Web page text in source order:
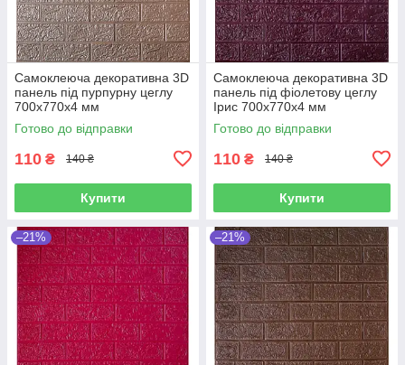
Самоклеюча декоративна 3D
панель під пурпурну цеглу
700x770x4 мм
Готово до відправки
110 ₴ 140 ₴
Купити
Самоклеюча декоративна 3D
панель під фіолетову цеглу
Ірис 700x770x4 мм
Готово до відправки
110 ₴ 140 ₴
Купити
–21% –21%